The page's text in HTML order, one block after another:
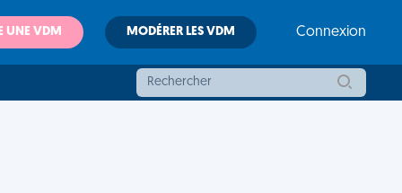
UNE VDM MODÉRER LES VDM Connexion